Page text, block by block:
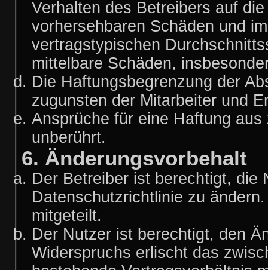
Verhalten des Betreibers auf
vorhersehbaren Schäden und
vertragstypischen
mittelbare Schäden,
Die Haftungsbegrenzung der
zugunsten der Mitarbeiter und
Ansprüche für eine Haftung
unberührt.
6. Änderungsvorbehalt
Der Betreiber ist berechtigt, die
Datenschutzrichtlinie zu
mitgeteilt.
Der Nutzer ist berechtigt, den
Widerspruchs erlischt das